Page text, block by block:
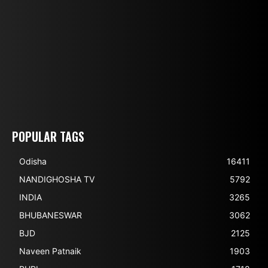
POPULAR TAGS
Odisha
16411
NANDIGHOSHA TV
5792
INDIA
3265
BHUBANESWAR
3062
BJD
2125
Naveen Patnaik
1903